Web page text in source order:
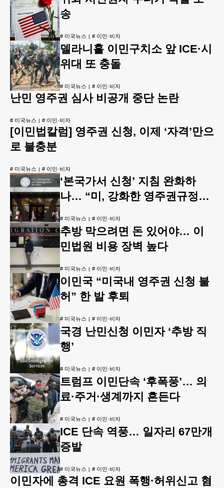
송
# 미국뉴스 # 이민·비자
델라니홀 이민구치소 앞 ICE·시
위대 또 충돌
# 미국뉴스 # 이민·비자
난민 영주권 심사 비공개 중단 논란
# 미국뉴스 # 이민·비자
[이민법칼럼] 영주권 신청, 이제 ‘자격’만으
로 불충분
# 미국뉴스 # 이민·비자
‘본국가서 신청’ 지침 완화하
나… “미, 강화한 영주권규정서
# 미국뉴스 # 이민·비자
추방 막으려면 돈 있어야… 이
민법원 비용 장벽 높다
# 미국뉴스 # 이민·비자
이민국 “미국내 영주권 신청 불
허” 한 발 후퇴
# 미국뉴스 # 이민·비자
국경 난민신청 이민자 ‘추방 직
행’
# 미국뉴스 # 이민·비자
트럼프 이민단속 ‘후폭풍’… 의
료·주거·생계까지 흔든다
# 미국뉴스 # 이민·비자
ICE 단속 역풍… 일자리 67만개
증발
# 미국뉴스 # 이민·비자
이민자에 총격 ICE 요원 폭행·허위신고 혐